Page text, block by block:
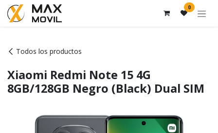
Ir al contenido 0
Todos los productos
Xiaomi Redmi Note 15 4G
8GB/128GB Negro (Black) Dual SIM